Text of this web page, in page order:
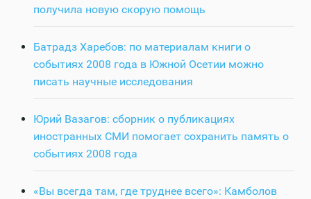
получила новую скорую помощь
Батрадз Харебов: по материалам книги о
событиях 2008 года в Южной Осетии можно
писать научные исследования
Юрий Вазагов: сборник о публикациях
иностранных СМИ помогает сохранить память о
событиях 2008 года
«Вы всегда там, где труднее всего»: Камболов